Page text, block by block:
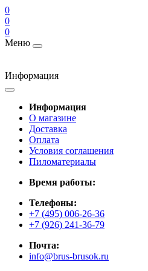
0
0
0
Меню
Информация
Информация
О магазине
Доставка
Оплата
Условия соглашения
Пиломатериалы
Время работы:
Телефоны:
+7 (495) 006-26-36
+7 (926) 241-36-79
Почта:
info@brus-brusok.ru